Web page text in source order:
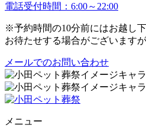
電話受付時間：6:00～22:00
※予約時間の10分前にはお越し
お待たせする場合がございます
メールでのお問い合わせ
メニュー